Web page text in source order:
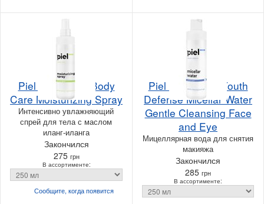
Piel Cosmetics Body
Care Moisturizing Spray
Интенсивно увлажняющий
спрей для тела с маслом
иланг-иланга
Закончился
275 грн
В ассортименте:
Сообщите, когдапоявится
Piel Cosmetics Youth
Defense Micellar Water
Gentle Cleansing Face
and Eye
Мицеллярная вода для снятия
макияжа
Закончился
285 грн
В ассортименте: